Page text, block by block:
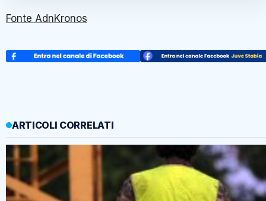
Fonte AdnKronos
ARTICOLI CORRELATI